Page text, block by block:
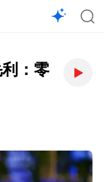
：零